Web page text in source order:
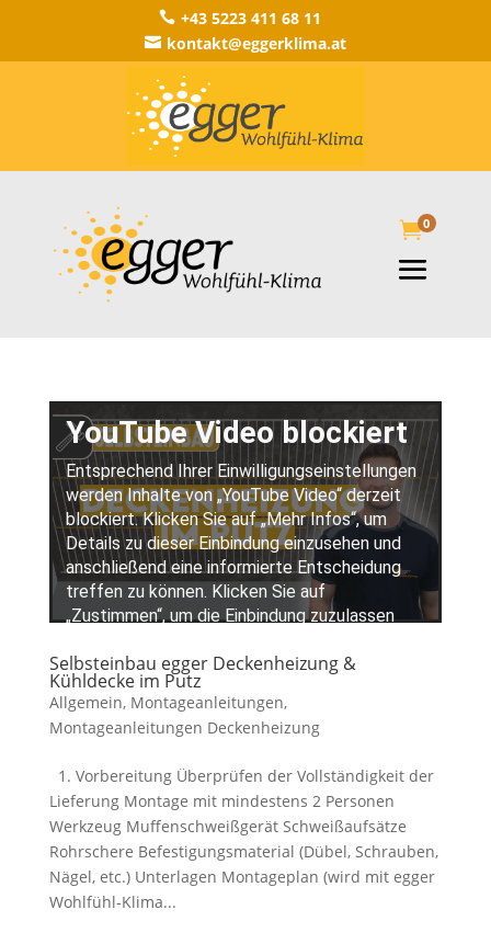
 +43 5223 411 68 11
 kontakt@eggerklima.at
0
Selbsteinbau egger Deckenheizung &
Kühldecke im Putz
Allgemein, Montageanleitungen,
Montageanleitungen Deckenheizung
1. Vorbereitung Überprüfen der Vollständigkeit der
Lieferung Montage mit mindestens 2 Personen
Werkzeug Muffenschweißgerät Schweißaufsätze
Rohrschere Befestigungsmaterial (Dübel, Schrauben,
Nägel, etc.) Unterlagen Montageplan (wird mit egger
Wohlfühl-Klima...